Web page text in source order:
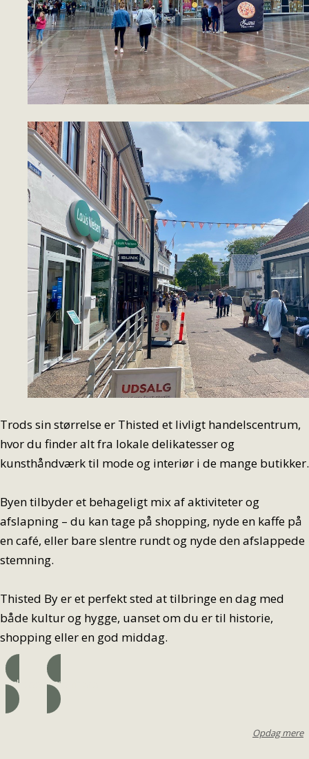
Trods sin størrelse er Thisted et livligt handelscentrum,
hvor du finder alt fra lokale delikatesser og
kunsthåndværk til mode og interiør i de mange butikker.
Byen tilbyder et behageligt mix af aktiviteter og
afslapning – du kan tage på shopping, nyde en kaffe på
en café, eller bare slentre rundt og nyde den afslappede
stemning.
Thisted By er et perfekt sted at tilbringe en dag med
både kultur og hygge, uanset om du er til historie,
shopping eller en god middag.
Adresse Læs mere
Opdag mere